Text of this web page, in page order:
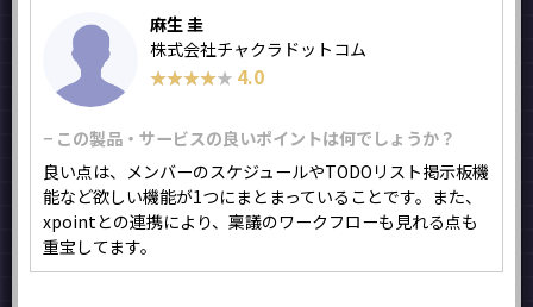
麻生 圭
株式会社チャクラドットコム
★★★★★
★★★★★ 4.0
− この製品・サービスの良いポイントは何でしょうか？
良い点は、メンバーのスケジュールやTODOリスト掲示板機
能など欲しい機能が1つにまとまっていることです。また、
xpointとの連携により、稟議のワークフローも見れる点も
重宝してます。